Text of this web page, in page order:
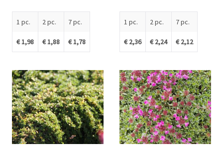
1 pc.
€ 1,98
2 pc.
€ 1,88
7 pc.
€ 1,78
1 pc.
€ 2,36
2 pc.
€ 2,24
7 pc.
€ 2,12